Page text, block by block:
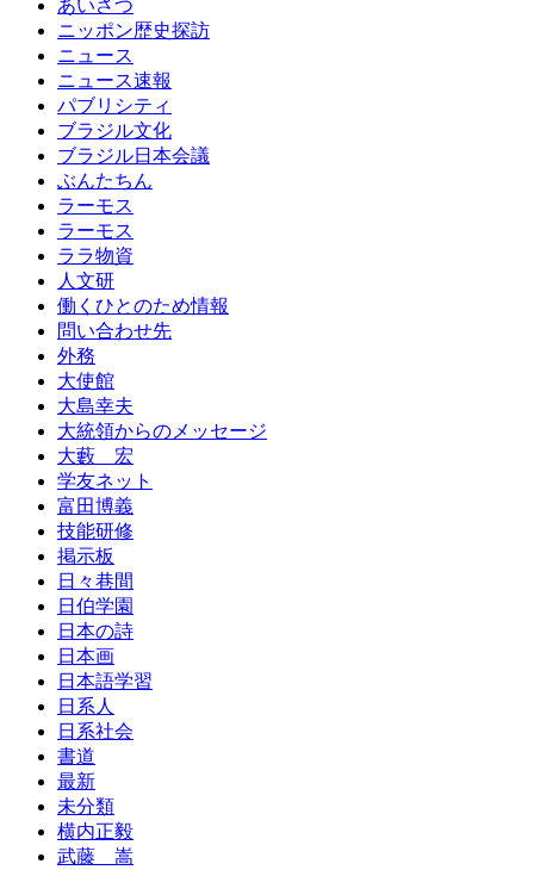
あいさつ
ニッポン歴史探訪
ニュース
ニュース速報
パブリシティ
ブラジル文化
ブラジル日本会議
ぶんたちん
ラーモス
ラーモス
ララ物資
人文研
働くひとのため情報
問い合わせ先
外務
大使館
大島幸夫
大統領からのメッセージ
大藪 宏
学友ネット
富田博義
技能研修
掲示板
日々巷間
日伯学園
日本の詩
日本画
日本語学習
日系人
日系社会
書道
最新
未分類
横内正毅
武藤 嵩